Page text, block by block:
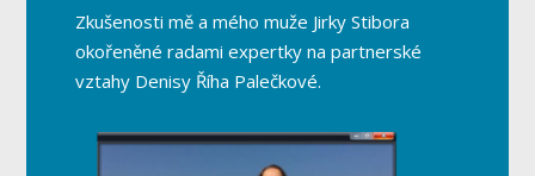
Zkušenosti mě a mého muže Jirky Stibora
okořeněné radami expertky na partnerské
vztahy Denisy Říha Palečkové.